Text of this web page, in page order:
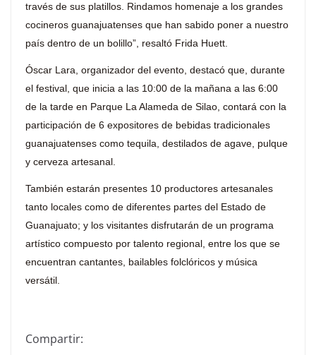
través de sus platillos. Rindamos homenaje a los grandes
cocineros guanajuatenses que han sabido poner a nuestro
país dentro de un bolillo”, resaltó Frida Huett.
Óscar Lara, organizador del evento, destacó que, durante
el festival, que inicia a las 10:00 de la mañana a las 6:00
de la tarde en Parque La Alameda de Silao, contará con la
participación de 6 expositores de bebidas tradicionales
guanajuatenses como tequila, destilados de agave, pulque
y cerveza artesanal.
También estarán presentes 10 productores artesanales
tanto locales como de diferentes partes del Estado de
Guanajuato; y los visitantes disfrutarán de un programa
artístico compuesto por talento regional, entre los que se
encuentran cantantes, bailables folclóricos y música
versátil.
Compartir: